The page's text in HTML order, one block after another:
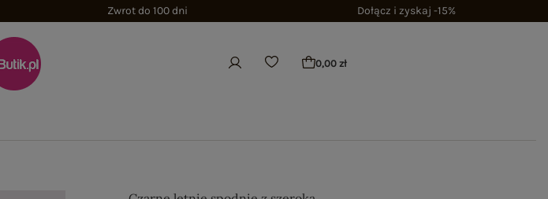
Zwrot do 100 dni Dołącz i zyskaj -15%
0,00 zł